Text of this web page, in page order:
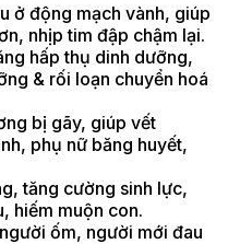
ở động mạch vành, giúp
nhịp tim đập chậm lại.
hấp thụ dinh dưỡng,
& rối loạn chuyển hoá
bị gãy, giúp vết
phụ nữ băng huyết,
tăng cường sinh lực,
hiếm muộn con.
ốm, người mới đau